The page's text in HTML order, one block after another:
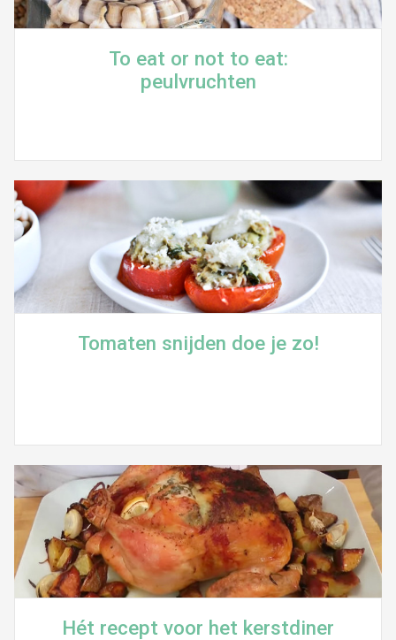
To eat or not to eat:
peulvruchten
Tomaten snijden doe je zo!
Hét recept voor het kerstdiner